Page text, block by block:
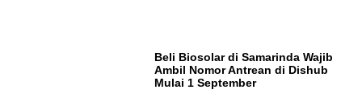
Beli Biosolar di Samarinda Wajib
Ambil Nomor Antrean di Dishub
Mulai 1 September